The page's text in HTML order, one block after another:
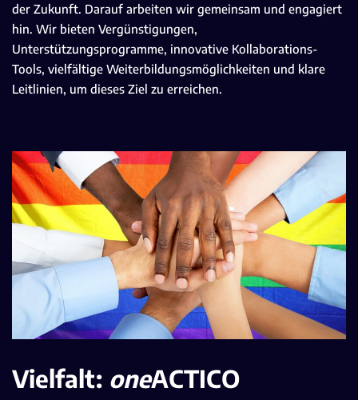
der Zukunft. Darauf arbeiten wir gemeinsam und engagiert
hin. Wir bieten Vergünstigungen,
Unterstützungsprogramme, innovative Kollaborations-
Tools, vielfältige Weiterbildungsmöglichkeiten und klare
Leitlinien, um dieses Ziel zu erreichen.
Vielfalt: oneACTICO